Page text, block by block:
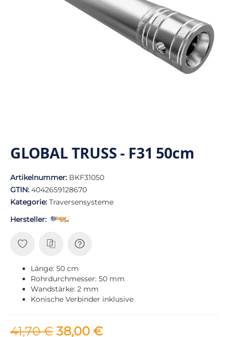
GLOBAL TRUSS - F31 50cm
Artikelnummer: BKF31050
GTIN: 4042659128670
Kategorie: Traversensysteme
Hersteller:
Länge: 50 cm
Rohrdurchmesser: 50 mm
Wandstärke: 2 mm
Konische Verbinder inklusive
41,70 € 38,00 €